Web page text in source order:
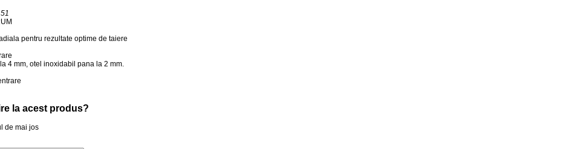
pentru rezultate optime de taiere
4 mm, otel inoxidabil pana la 2 mm.
la acest produs?
de mai jos